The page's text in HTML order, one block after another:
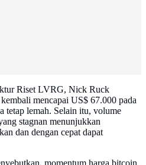
Riset LVRG, Nick Ruck
mencapai US$ 67.000 pada
tetap lemah. Selain itu, volume
stagnan menunjukkan
dan dengan cepat dapat